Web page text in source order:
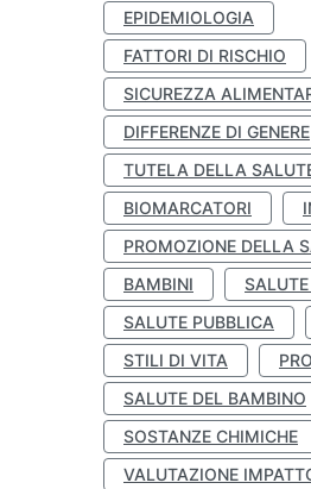
EPIDEMIOLOGIA
FATTORI DI RISCHIO
SICUREZZA
DIFFERENZE DI GENERE
TUTELA DELLA
BIOMARCATORI
PROMOZIONE DELLA
BAMBINI
SALUTE PUBBLICA
STILI DI VITA
SALUTE DEL BAMBINO
SOSTANZE CHIMICHE
VALUTAZIONE